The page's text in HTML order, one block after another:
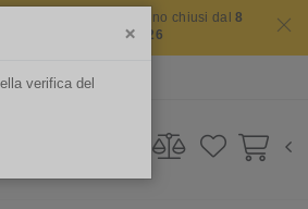
ma i nostri uffici saranno chiusi dal8
2026 al 16 agosto 2026
×
verifica del